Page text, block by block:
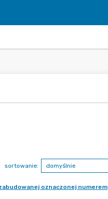
sortowanie:
oznaczonej numerem